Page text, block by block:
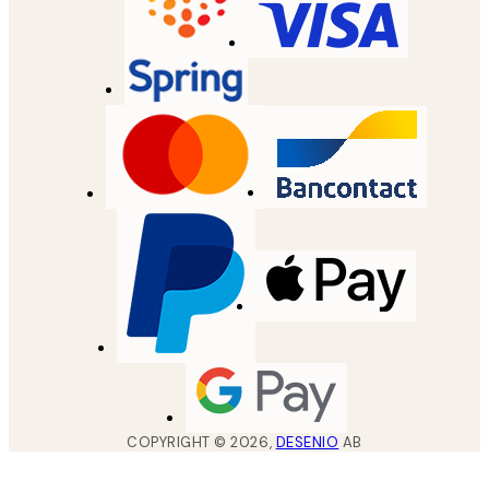
COPYRIGHT ©2026, DESENIO AB